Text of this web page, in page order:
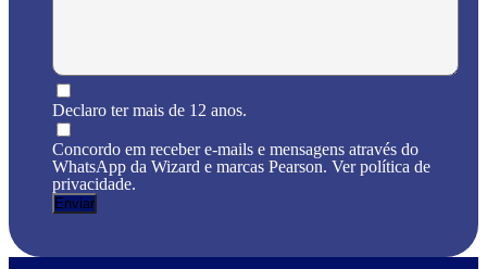
Declaro ter mais de 12 anos.
Concordo em receber e-mails e mensagens através do
WhatsApp da Wizard e marcas Pearson. Ver política de
privacidade.